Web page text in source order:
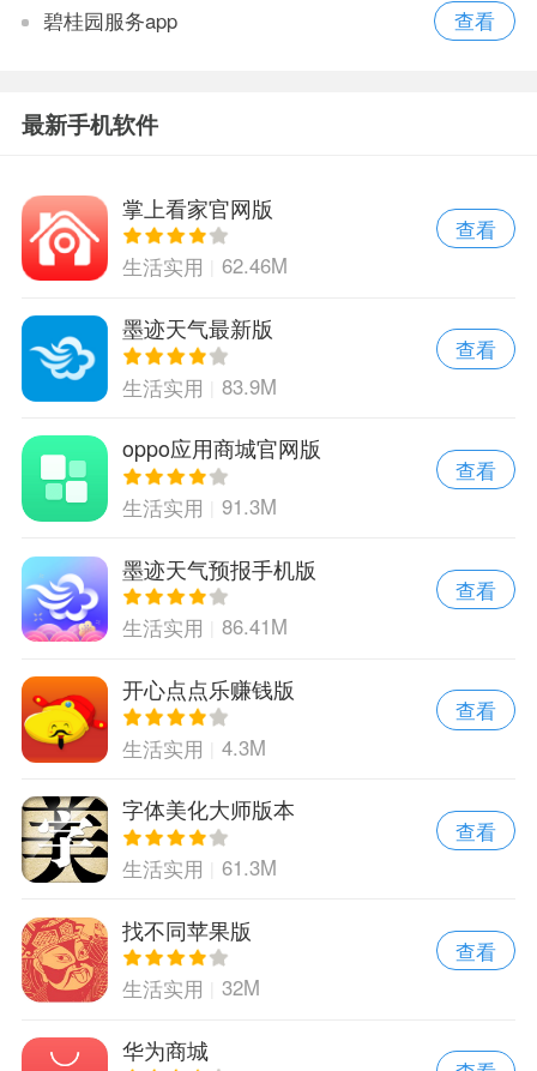
碧桂园服务app
最新手机软件
掌上看家官网版
生活实用 62.46M
查看
墨迹天气最新版
生活实用 83.9M
查看
oppo应用商城官网版
生活实用 91.3M
查看
墨迹天气预报手机版
生活实用 86.41M
查看
开心点点乐赚钱版
生活实用 4.3M
查看
字体美化大师版本
生活实用 61.3M
查看
找不同苹果版
生活实用 32M
查看
华为商城